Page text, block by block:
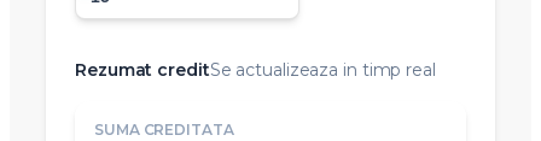
Rezumat creditSe actualizeaza in timp real
SUMA CREDITATA